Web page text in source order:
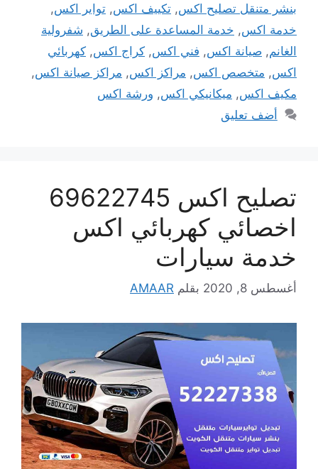
بنشر متنقل تصليح اكس, تكييف اكس, تواير اكس,
خدمة اكس, خدمة المساعدة على الطريق, شفرولية
الغانم, صيانة اكس, فني اكس, كراج اكس, كهربائي
اكس, متخصص اكس, مراكز اكس, مراكز صيانة اكس,
مكيف اكس, ميكانيكي اكس, ورشة اكس
أضف تعليق
تصليح اكس 69622745
اخصائي كهربائي اكس
خدمة سيارات
أغسطس 8, 2020 بقلم AMAAR